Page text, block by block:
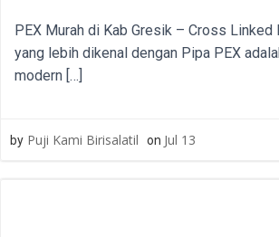
PEX Murah di Kab Gresik – Cross
yang lebih dikenal dengan Pipa PEX
modern […]
by Puji Kami Birisalatil on Jul 13